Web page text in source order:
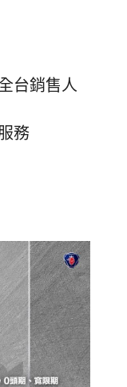
台銷售人
務